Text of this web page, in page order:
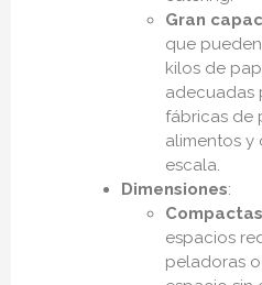
Gran
que
kilos de
adecuadas
fábricas de
alimentos y
escala.
Dimensiones:
Compactas
espacios
peladoras